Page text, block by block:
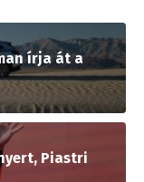
írja át a
Piastri